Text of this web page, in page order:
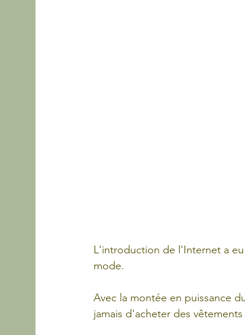
L'introduction de l'Internet a
mode.
Avec la montée en puissance
jamais d'acheter des